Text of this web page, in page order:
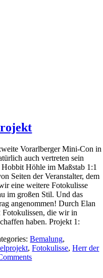
Vorarlberger Mini-Con in
auch vertreten sein
Höhle im Maßstab 1:1
Seiten der Veranstalter, dem
eine weitere Fotokulisse
im großen Stil. Und das
angenommen! Durch Elan
Fotokulissen, die wir in
haben. Projekt 1:
Bemalung,
,Fotokulisse,Herr der